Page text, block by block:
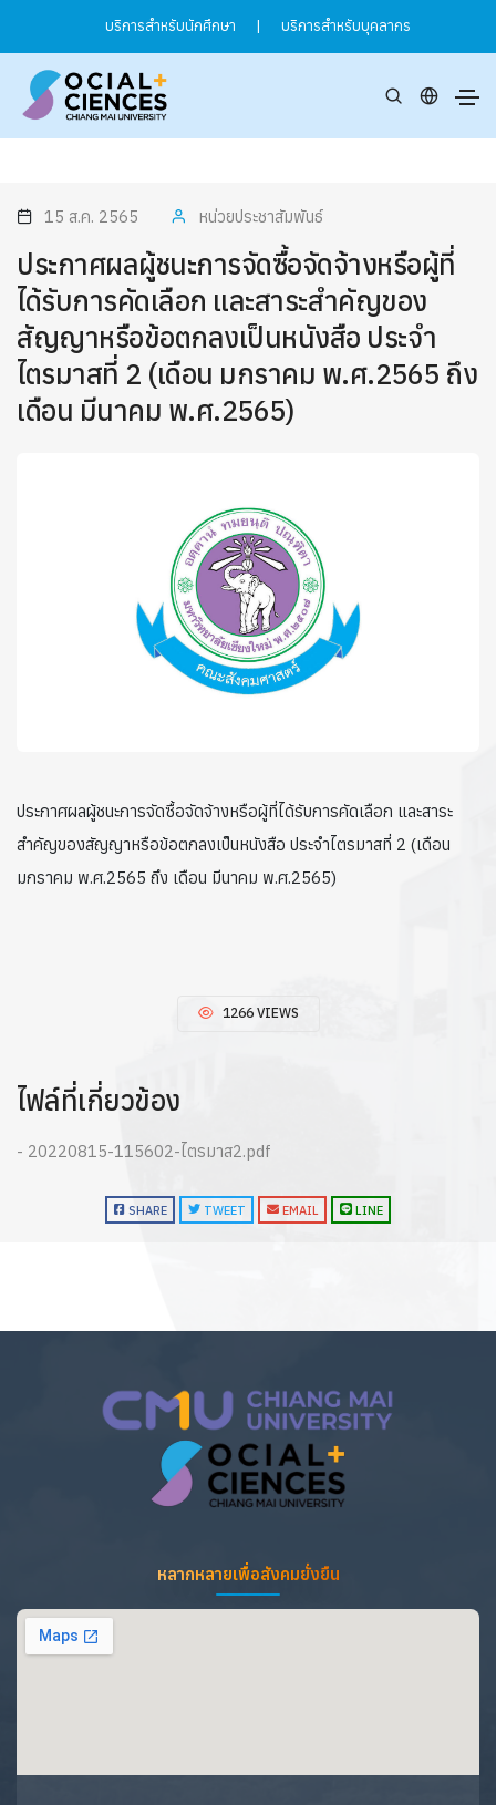
บริการสำหรับนักศึกษา | บริการสำหรับบุคลากร
15 ส.ค. 2565 หน่วยประชาสัมพันธ์
ประกาศผลผู้ชนะการจัดซื้อจัดจ้างหรือผู้ที่
ได้รับการคัดเลือก และสาระสำคัญของ
สัญญาหรือข้อตกลงเป็นหนังสือ ประจำ
ไตรมาสที่ 2 (เดือน มกราคม พ.ศ.2565 ถึง
เดือน มีนาคม พ.ศ.2565)
ประกาศผลผู้ชนะการจัดซื้อจัดจ้างหรือผู้ที่ได้รับการคัดเลือก และสาระ
สำคัญของสัญญาหรือข้อตกลงเป็นหนังสือ ประจำไตรมาสที่ 2 (เดือน
มกราคม พ.ศ.2565 ถึง เดือน มีนาคม พ.ศ.2565)
1266 VIEWS
ไฟล์ที่เกี่ยวข้อง
- 20220815-115602-ไตรมาส2.pdf
SHARE TWEET EMAIL LINE
หลากหลายเพื่อสังคมยั่งยืน